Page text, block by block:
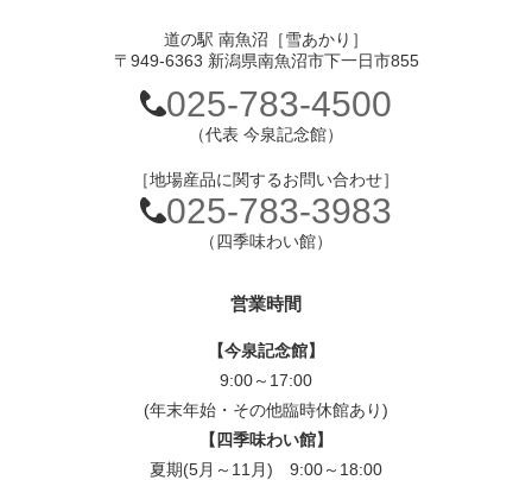
道の駅 南魚沼［雪あかり］
〒949-6363 新潟県南魚沼市下一日市855
025-783-4500
（代表 今泉記念館）
［地場産品に関するお問い合わせ］
025-783-3983
（四季味わい館）
営業時間
【今泉記念館】
9:00～17:00
(年末年始・その他臨時休館あり)
【四季味わい館】
夏期(5月～11月) 9:00～18:00